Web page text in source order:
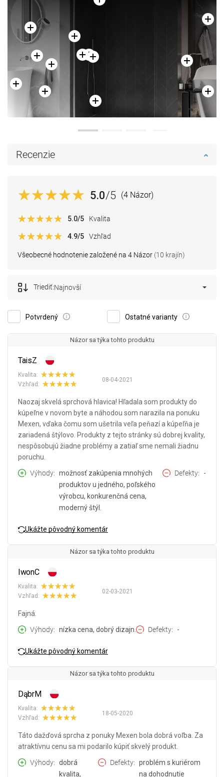
Recenzie
5.0/5 (4 Názor)
Všeobecné hodnotenie založené na 4 Názor (10 krajín)
5.0/5 Kvalita
4.9/5 Vzhľad
Potvrdený Ostatné varianty
Triediť:Najnovší
Názor sa týka tohto produktu
TaisZ
08-04-2021
Kvalita:
Vzhľad:
Naozaj skvelá sprchová hlavica! Hľadala som produkty do
kúpeľne v novom byte a náhodou som narazila na ponuku
Mexen, vďaka čomu som ušetrila veľa peňazí a kúpeľňa je
zariadená štýlovo. Produkty z tejto stránky sú dobrej kvality,
nespôsobujú žiadne problémy a zatiaľ sme nemali žiadnu
poruchu.
Výhody
možnosť zakúpenia mnohých
produktov u jedného, poľského
výrobcu, konkurenčná cena,
moderný štýl.
Defekty -
Ukážte pôvodný komentár
Názor sa týka tohto produktu
IwonC
02-03-2021
Kvalita:
Vzhľad:
Fajná.
Výhody
nízka cena, dobrý dizajn. Defekty -
Ukážte pôvodný komentár
Názor sa týka tohto produktu
DąbrM
18-05-2020
Kvalita:
Vzhľad:
Táto dažďová sprcha z ponuky Mexen bola dobrá voľba. Za
atraktívnu cenu sa mi podarilo kúpiť skvelý produkt.
Výhody
dobrá
kvalita,
Defekty
problém s kuriérom
na dohodnutie